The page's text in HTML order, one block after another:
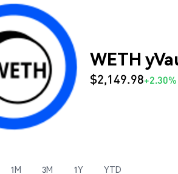
WETH
$2,149.98+2.30%
1M 3M 1Y YTD